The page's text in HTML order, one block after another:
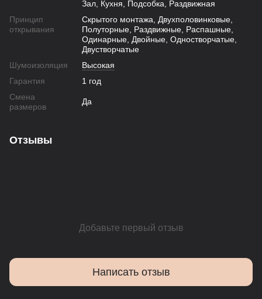
Зал, Кухня, Подсобка, Раздвижная
Принцип
открывания
Скрытого монтажа, Двухполовинковые,
Полуторные, Раздвижные, Распашные,
Одинарные, Двойные, Одностворчатые,
Двустворчатые
Шумоизоляция
Высокая
Гарантия
1 год
Смена
размеров
Да
Отзывы
Добавьте первый отзыв
Написать отзыв